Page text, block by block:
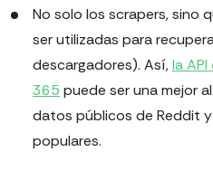
No solo los scrapers, sino
ser utilizadas para
descargadores). Así,la
365 puede ser una mejor
datos públicos de Reddit
populares.